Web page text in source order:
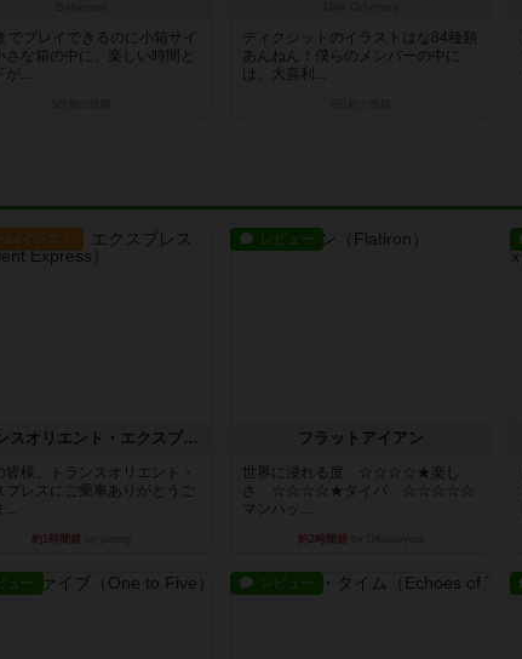
でプレイできるのに小箱サイ
さな箱の中に、楽しい時間と
...
ディクシットのイラストはな84種類
あんねん！僕らのメンバーの中に
は、大喜利...
ル/インスト
トランスオリエント・エクスプレス
皆様、トランスオリエント・
プレスにご乗車ありがとうご
約1時間前
レビュー
フラットアイアン
世界に浸れる度 ☆☆☆☆★楽し
さ ☆☆☆☆★タイパ ☆☆☆☆☆
マンハッ...
約2時間前
ュー レビュー